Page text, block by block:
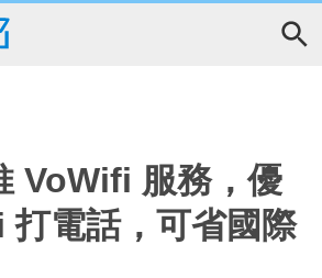
VoWifi 服務，優
打電話，可省國際